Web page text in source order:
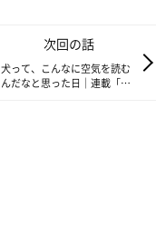
次回の話
犬って、こんなに空気を読む
んだなと思った日｜連載「こ